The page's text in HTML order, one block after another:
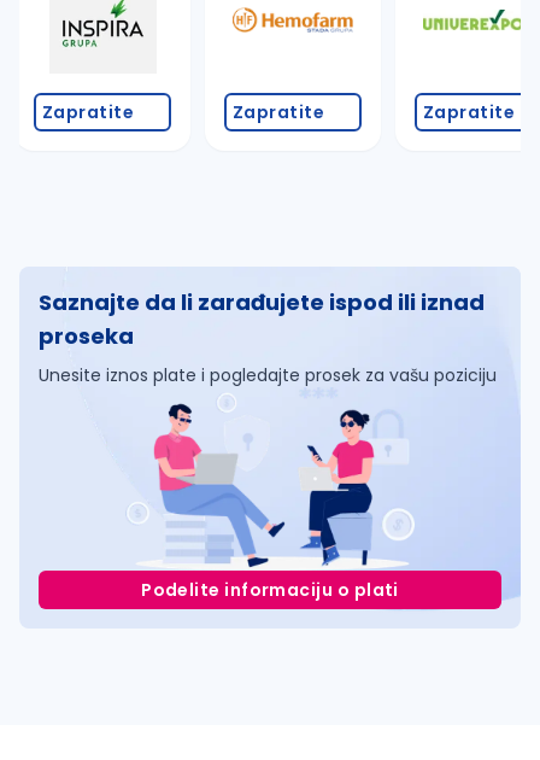
Zapratite Zapratite Zapratite
Saznajte da li zarađujete ispod ili iznad
proseka
Unesite iznos plate i pogledajte prosek za vašu poziciju
Podelite informaciju o plati